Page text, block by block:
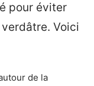
pour éviter
Voici
de la